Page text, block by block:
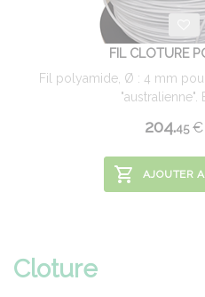
FIL CLOTURE
Fil polyamide, Ø : 4 mm
"australienne".
204.45 €
AJOUTER
Cloture